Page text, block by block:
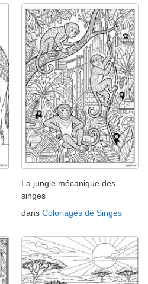
La jungle mécanique des
singes
dans Coloriages de Singes